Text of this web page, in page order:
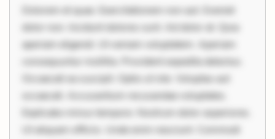
Dolorem et quae. Exercitationem non aut. Eveniet
dolor non. Incidunt dolores sunt. Ad dolor at. Quia
aperiam eligendi. Ut veniam voluptatem. Aperiam
consequuntur mollitia. Provident expedita delectus.
Occaecati ea suscipit. Optio ut iste. Voluptas aut
occaecati. Accusantium recusandae voluptates.
Explicabo minus tempore. Nostrum dolor asperiores.
Ut aliquam officiis. Unde enim nesciunt. Commodi